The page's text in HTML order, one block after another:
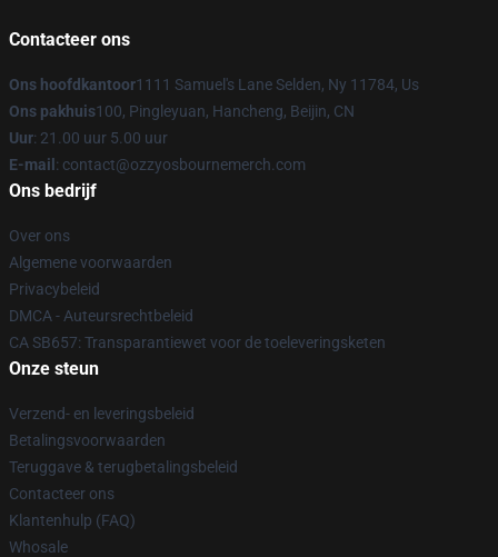
Contacteer ons
Ons hoofdkantoor1111 Samuel's Lane Selden, Ny 11784, Us
Ons pakhuis100, Pingleyuan, Hancheng, Beijin, CN
Uur: 21.00 uur 5.00 uur
E-mail : contact@ozzyosbournemerch.com
Ons bedrijf
Over ons
Algemene voorwaarden
Privacybeleid
DMCA - Auteursrechtbeleid
CA SB657: Transparantiewet voor de toeleveringsketen
Onze steun
Verzend- en leveringsbeleid
Betalingsvoorwaarden
Teruggave & terugbetalingsbeleid
Contacteer ons
Klantenhulp (FAQ)
Whosale